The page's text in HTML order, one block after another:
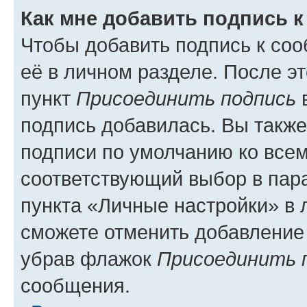
Как мне добавить подпись
Чтобы добавить подпись к
её в личном разделе. После
пункт Присоединить подпись
подпись добавилась. Вы
подписи по умолчанию ко
соответствующий выбор в
пункта «Личные настройки»
сможете отменить
убрав флажок Присоединить
сообщения.